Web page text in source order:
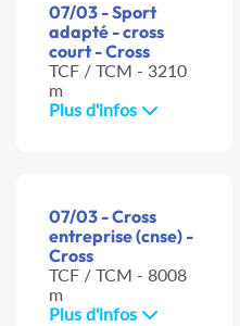
07/03 - Sport
adapté - cross
court - Cross
TCF / TCM - 3210
m
Plus d'infos
07/03 - Cross
entreprise (cnse) -
Cross
TCF / TCM - 8008
m
Plus d'infos